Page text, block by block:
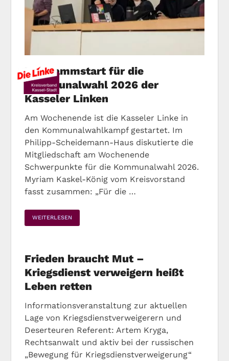
Programmstart für die
Kommunalwahl 2026 der
Kasseler Linken
Am Wochenende ist die Kasseler Linke in
den Kommunalwahlkampf gestartet. Im
Philipp-Scheidemann-Haus diskutierte die
Mitgliedschaft am Wochenende
Schwerpunkte für die Kommunalwahl 2026.
Myriam Kaskel-König vom Kreisvorstand
fasst zusammen: „Für die …
WEITERLESEN
Frieden braucht Mut –
Kriegsdienst verweigern heißt
Leben retten
Informationsveranstaltung zur aktuellen
Lage von Kriegsdienstverweigerern und
Deserteuren Referent: Artem Kryga,
Rechtsanwalt und aktiv bei der russischen
„Bewegung für Kriegsdienstverweigerung“